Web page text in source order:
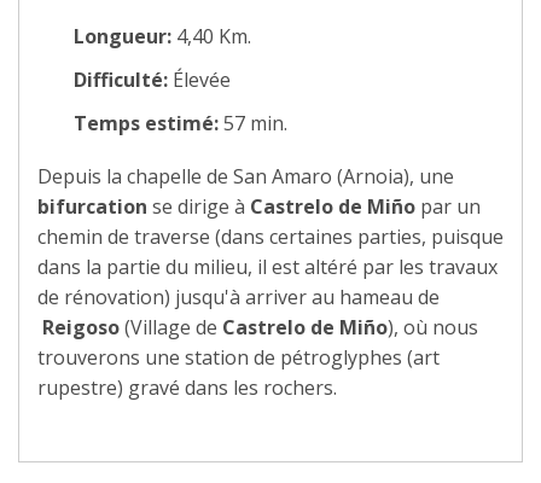
Longueur: 4,40 Km.
Difficulté: Élevée
Temps estimé:57 min.
Depuis la chapelle de San Amaro (Arnoia), une
bifurcation se dirige à Castrelo de Miño par un
chemin de traverse (dans certaines parties, puisque
dans la partie du milieu, il est altéré par les travaux
de rénovation) jusqu'à arriver au hameau de
Reigoso(Village de Castrelo de Miño), où nous
trouverons une station de pétroglyphes (art
rupestre) gravé dans les rochers.